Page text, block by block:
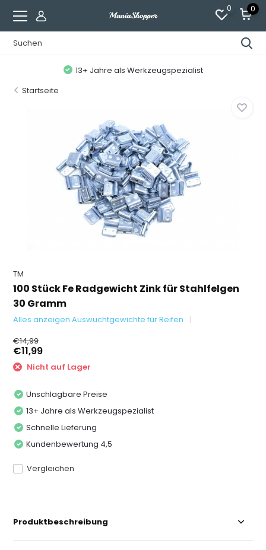
0 0
13+ Jahre als Werkzeugspezialist
Startseite
TM
100 Stück Fe Radgewicht Zink für Stahlfelgen
30 Gramm
Alles anzeigen Auswuchtgewichte für Reifen
€14,99
€11,99
Nicht auf Lager
Unschlagbare Preise
13+ Jahre als Werkzeugspezialist
Schnelle Lieferung
Kundenbewertung 4,5
Vergleichen
Produktbeschreibung